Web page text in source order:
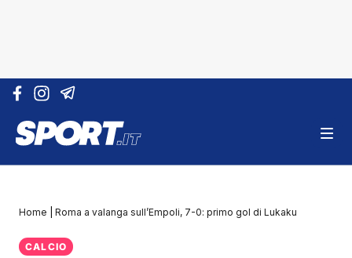
Vai al contenuto
Home Roma a valanga sull’Empoli, 7-0: primo gol di Lukaku
CALCIO